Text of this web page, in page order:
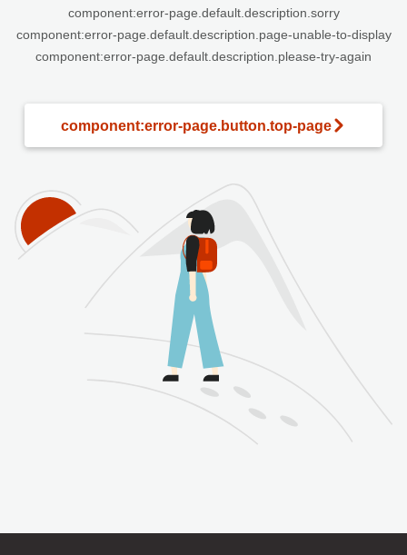
component:error-page.default.description.sorry
component:error-page.default.description.page-unable-to-display
component:error-page.default.description.please-try-again
component:error-page.button.top-page